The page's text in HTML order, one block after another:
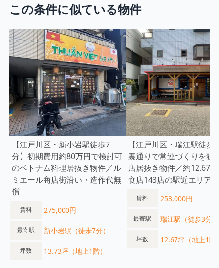
この条件に似ている物件
【江戸川区・新小岩駅徒歩7
分】初期費用約80万円で検討可
のベトナム料理居抜き物件／ル
ミエール商店街沿い・造作代無
償
賃料 275,000円
最寄駅 新小岩駅（徒歩7分）
坪数 13.73坪（地上1階）
【江戸川区・瑞江駅徒歩
裏通りで常連づくりを狙
店居抜き物件／約12.67
食店143店の駅近エリア
賃料 253,000円
最寄駅 瑞江駅（徒歩3分）
坪数 12.67坪（地上1階